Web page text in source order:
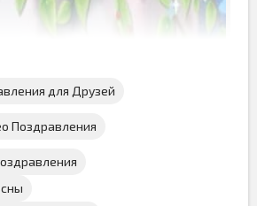
весны скачать бесплатно и
для Друзей
Поздравления